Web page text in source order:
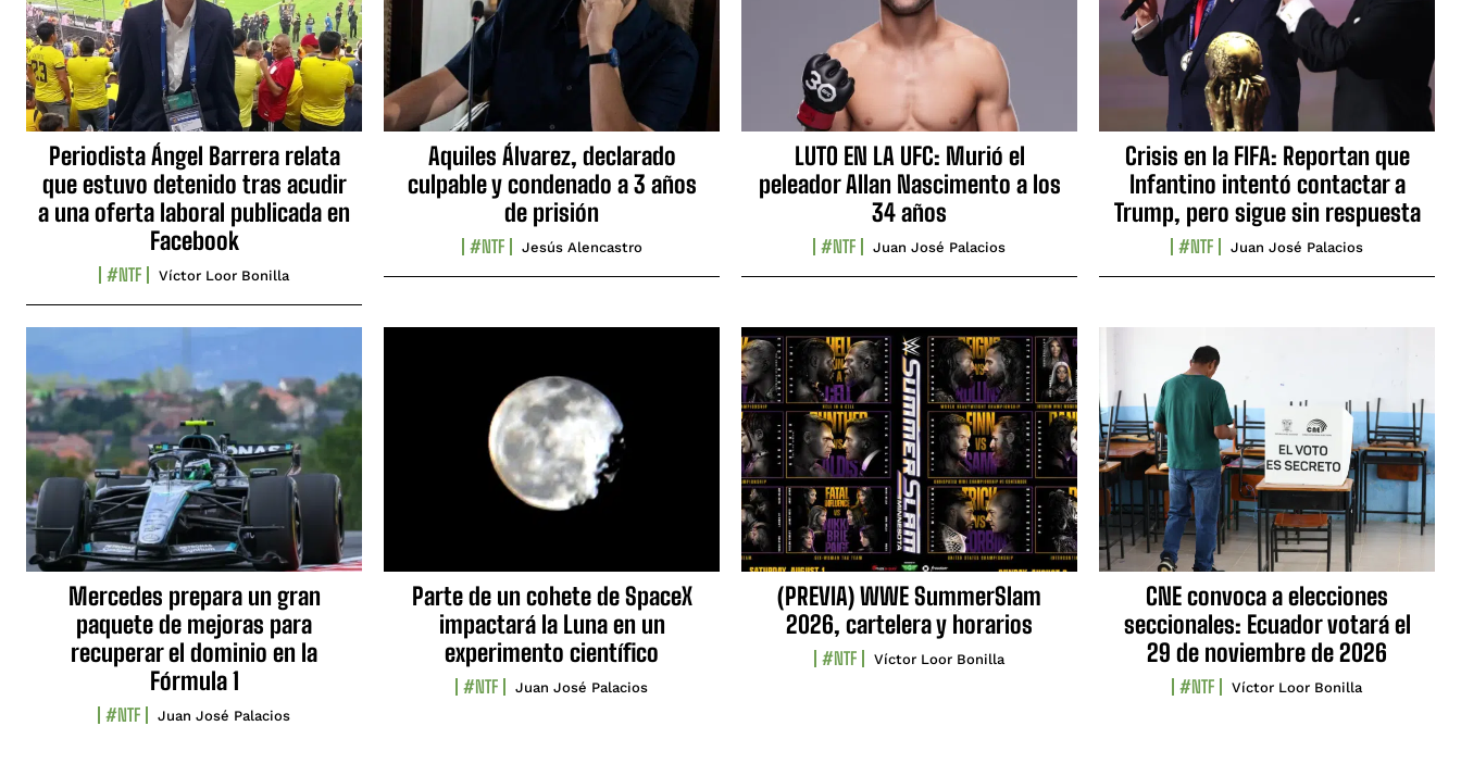
Periodista Ángel Barrera relata
que estuvo detenido tras acudir
a una oferta laboral publicada en
Facebook
#NTF Víctor Loor Bonilla
Aquiles Álvarez, declarado
culpable y condenado a 3 años
de prisión
#NTF Jesús Alencastro
LUTO EN LA UFC: Murió el
peleador Allan Nascimento a los
34 años
#NTF Juan José Palacios
Crisis en la FIFA: Reportan que
Infantino intentó contactar a
Trump, pero sigue sin respuesta
#NTF Juan José Palacios
Mercedes prepara un gran
paquete de mejoras para
recuperar el dominio en la
Fórmula 1
#NTF Juan José Palacios
Parte de un cohete de SpaceX
impactará la Luna en un
experimento científico
#NTF Juan José Palacios
(PREVIA) WWE SummerSlam
2026, cartelera y horarios
#NTF Víctor Loor Bonilla
CNE convoca a elecciones
seccionales: Ecuador votará el
29 de noviembre de 2026
#NTF Víctor Loor Bonilla